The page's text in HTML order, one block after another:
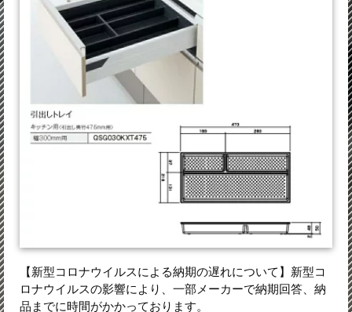
【新型コロナウイルスによる納期の遅れについて】新型コ
ロナウイルスの影響により、一部メーカーで納期回答、納
品までに時間がかかっております。